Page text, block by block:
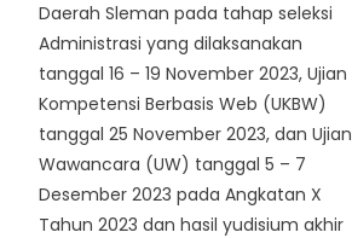
Daerah Sleman pada tahap seleksi
Administrasi yang dilaksanakan
tanggal 16 – 19 November 2023, Ujian
Kompetensi Berbasis Web (UKBW)
tanggal 25 November 2023, dan Ujian
Wawancara (UW) tanggal 5 – 7
Desember 2023 pada Angkatan X
Tahun 2023 dan hasil yudisium akhir